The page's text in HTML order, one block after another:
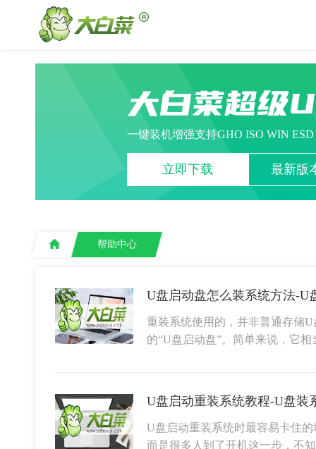
大白菜超级
一键装机增强支持GHO ISO WIN
立即下载 最新版
帮助中心
U盘启动盘怎么装系统方法-U
重装系统使用的，并非普通存储
的“U盘启动盘”。简单来说，它
U盘启动重装系统教程-U盘装
U盘启动重装系统时最容易卡住
而是很多人到了开机这一步，不